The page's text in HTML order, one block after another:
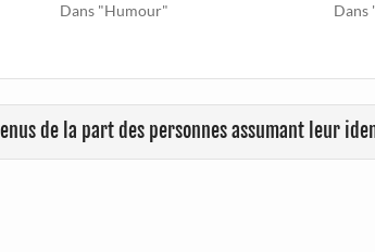
Dans "Humour"
Dans
de la part des personnes assumant leur